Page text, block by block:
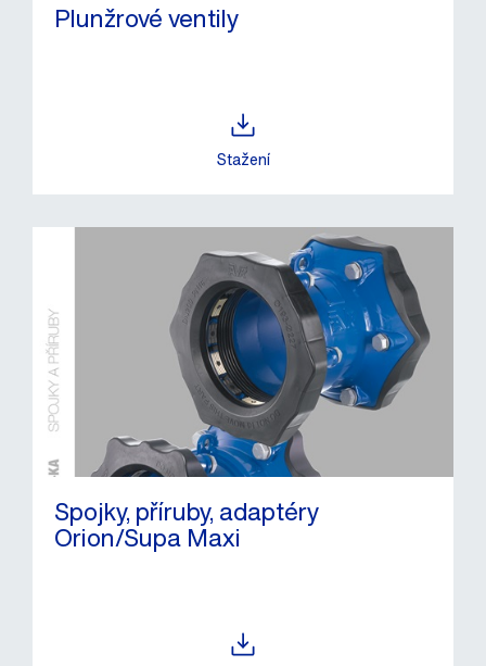
Plunžrové ventily
Stažení
Spojky, příruby, adaptéry
Orion/Supa Maxi